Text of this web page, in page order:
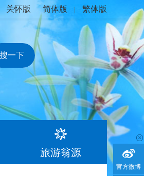
官方微博
关怀版 简体版 繁体版
旅游翁源